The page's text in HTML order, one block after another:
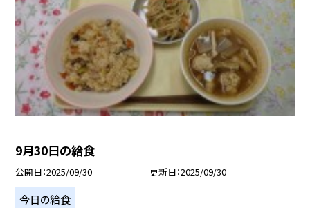
9月30日の給食
公開日 2025/09/30 更新日 2025/09/30
今日の給食